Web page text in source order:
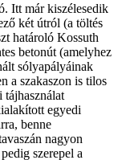
Itt már kiszélesedik
két útról (a töltés
határoló Kossuth
betonút (amelyhez
sólyapályáinak
a szakaszon is tilos
tájhasználat
egyedi
benne
nagyon
szerepel a